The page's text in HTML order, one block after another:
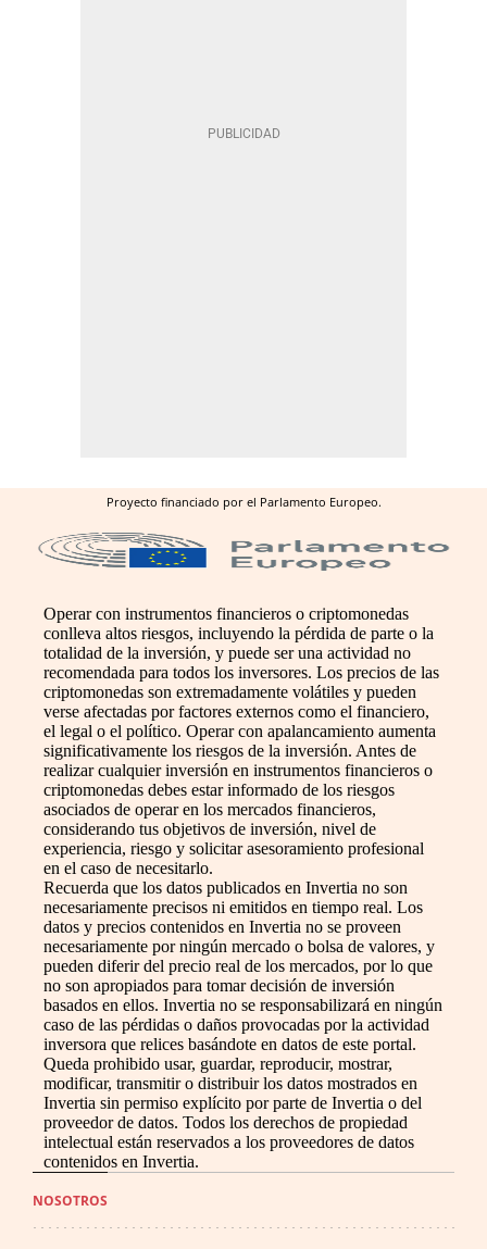
Proyecto financiado por el Parlamento Europeo.
Operar con instrumentos financieros o criptomonedas
conlleva altos riesgos, incluyendo la pérdida de parte o la
totalidad de la inversión, y puede ser una actividad no
recomendada para todos los inversores. Los precios de las
criptomonedas son extremadamente volátiles y pueden
verse afectadas por factores externos como el financiero,
el legal o el político. Operar con apalancamiento aumenta
significativamente los riesgos de la inversión. Antes de
realizar cualquier inversión en instrumentos financieros o
criptomonedas debes estar informado de los riesgos
asociados de operar en los mercados financieros,
considerando tus objetivos de inversión, nivel de
experiencia, riesgo y solicitar asesoramiento profesional
en el caso de necesitarlo.
Recuerda que los datos publicados en Invertia no son
necesariamente precisos ni emitidos en tiempo real. Los
datos y precios contenidos en Invertia no se proveen
necesariamente por ningún mercado o bolsa de valores, y
pueden diferir del precio real de los mercados, por lo que
no son apropiados para tomar decisión de inversión
basados en ellos. Invertia no se responsabilizará en ningún
caso de las pérdidas o daños provocadas por la actividad
inversora que relices basándote en datos de este portal.
Queda prohibido usar, guardar, reproducir, mostrar,
modificar, transmitir o distribuir los datos mostrados en
Invertia sin permiso explícito por parte de Invertia o del
proveedor de datos. Todos los derechos de propiedad
intelectual están reservados a los proveedores de datos
contenidos en Invertia.
NOSOTROS